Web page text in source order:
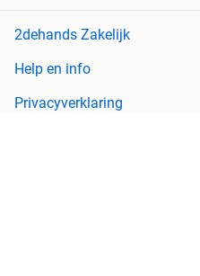
2dehands Zakelijk
Help en info
Privacyverklaring